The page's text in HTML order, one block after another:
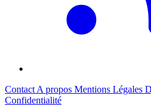
Contact A propos Mentions Légales
Confidentialité